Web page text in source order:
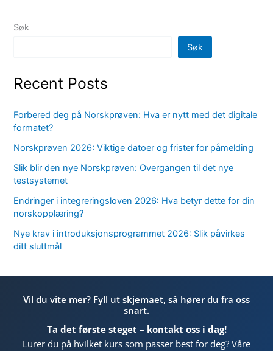
Søk
Søk
Recent Posts
Forbered deg på Norskprøven: Hva er nytt med det digitale
formatet?
Norskprøven 2026: Viktige datoer og frister for påmelding
Slik blir den nye Norskprøven: Overgangen til det nye
testsystemet
Endringer i integreringsloven 2026: Hva betyr dette for din
norskopplæring?
Nye krav i introduksjonsprogrammet 2026: Slik påvirkes
ditt sluttmål
Vil du vite mer? Fyll ut skjemaet, så hører du fra oss
snart.
Ta det første steget – kontakt oss i dag!
Lurer du på hvilket kurs som passer best for deg? Våre